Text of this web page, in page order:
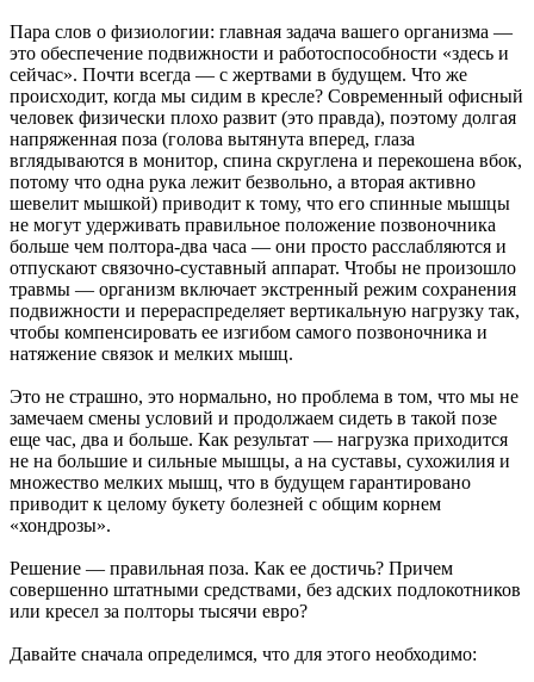
Пара слов о физиологии: главная задача вашего организма —
это обеспечение подвижности и работоспособности «здесь и
сейчас». Почти всегда — с жертвами в будущем. Что же
происходит, когда мы сидим в кресле? Современный офисный
человек физически плохо развит (это правда), поэтому долгая
напряженная поза (голова вытянута вперед, глаза
вглядываются в монитор, спина скруглена и перекошена вбок,
потому что одна рука лежит безвольно, а вторая активно
шевелит мышкой) приводит к тому, что его спинные мышцы
не могут удерживать правильное положение позвоночника
больше чем полтора-два часа — они просто расслабляются и
отпускают связочно-суставный аппарат. Чтобы не произошло
травмы — организм включает экстренный режим сохранения
подвижности и перераспределяет вертикальную нагрузку так,
чтобы компенсировать ее изгибом самого позвоночника и
натяжение связок и мелких мышц.
Это не страшно, это нормально, но проблема в том, что мы не
замечаем смены условий и продолжаем сидеть в такой позе
еще час, два и больше. Как результат — нагрузка приходится
не на большие и сильные мышцы, а на суставы, сухожилия и
множество мелких мышц, что в будущем гарантировано
приводит к целому букету болезней с общим корнем
«хондрозы».
Решение — правильная поза. Как ее достичь? Причем
совершенно штатными средствами, без адских подлокотников
или кресел за полторы тысячи евро?
Давайте сначала определимся, что для этого необходимо: